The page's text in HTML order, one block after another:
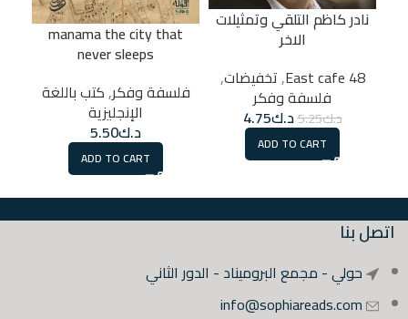
نادر كاظم التلقي وتمثيلات
الاخر
48 East cafe
,تخفيضات,
فلسفة وفكر
د.ك5.25د.ك4.75
ADD TO CART
manama the city that
never sleeps
فلسفة وفكر,كتب باللغة
الإنجليزية
د.ك5.50
ADD TO CART
اتصل بنا
حولي - مجمع البروميناد - الدور الثاني
info@sophiareads.com